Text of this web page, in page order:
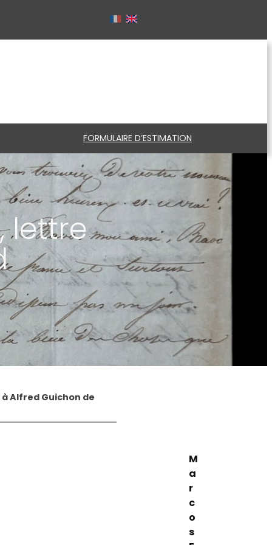
FORMULAIRE D’ESTIMATION
lettre
Alfred Guichon de
M
a
r
c
o
s